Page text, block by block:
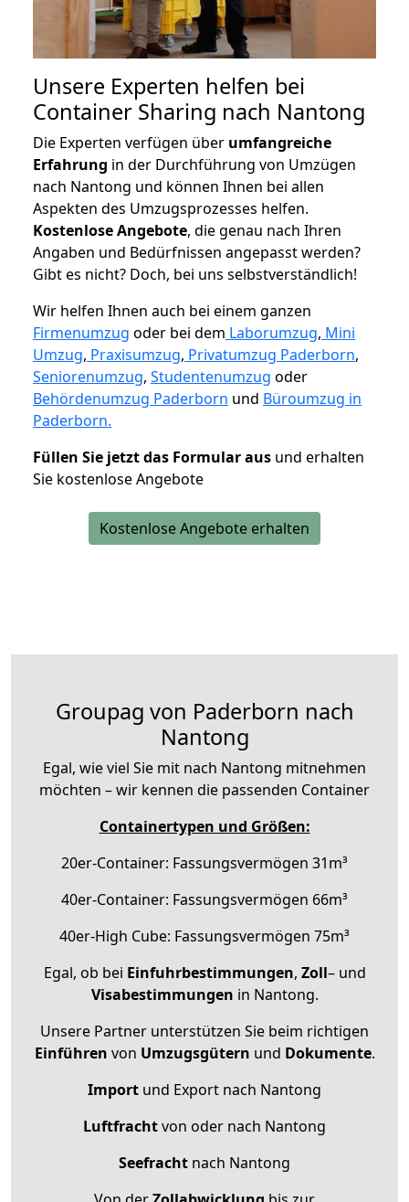
Unsere Experten helfen bei
Container Sharing nach Nantong
Die Experten verfügen über umfangreiche
Erfahrung in der Durchführung von Umzügen
nach Nantong und können Ihnen bei allen
Aspekten des Umzugsprozesses helfen.
Kostenlose Angebote, die genau nach Ihren
Angaben und Bedürfnissen angepasst werden?
Gibt es nicht? Doch, bei uns selbstverständlich!
Wir helfen Ihnen auch bei einem ganzen
Firmenumzug oder bei dem Laborumzug, Mini
Umzug, Praxisumzug, Privatumzug Paderborn,
Seniorenumzug, Studentenumzug oder
Behördenumzug Paderborn und Büroumzug in
Paderborn.
Füllen Sie jetzt das Formular aus und erhalten
Sie kostenlose Angebote
Kostenlose Angebote erhalten
Groupag von Paderborn nach
Nantong
Egal, wie viel Sie mit nach Nantong mitnehmen
möchten – wir kennen die passenden Container
Containertypen und Größen:
20er-Container: Fassungsvermögen 31m³
40er-Container: Fassungsvermögen 66m³
40er-High Cube: Fassungsvermögen 75m³
Egal, ob bei Einfuhrbestimmungen, Zoll– und
Visabestimmungen in Nantong.
Unsere Partner unterstützen Sie beim richtigen
Einführen von Umzugsgütern und Dokumente.
Import und Export nach Nantong
Luftfrachtvon oder nach Nantong
Seefracht nach Nantong